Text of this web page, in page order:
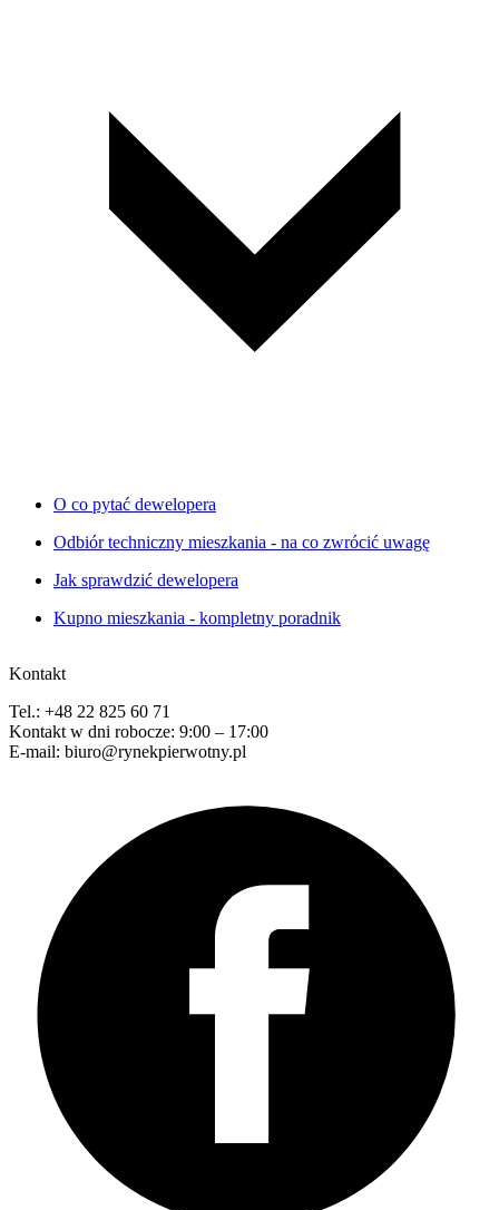
O co pytać dewelopera
Odbiór techniczny mieszkania - na co zwrócić uwagę
Jak sprawdzić dewelopera
Kupno mieszkania - kompletny poradnik
Kontakt
Tel.: +48 22 825 60 71
Kontakt w dni robocze: 9:00 – 17:00
E-mail: biuro@rynekpierwotny.pl